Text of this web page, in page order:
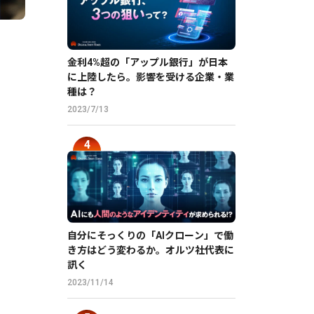
金利4%超の「アップル銀行」が日本
に上陸したら。影響を受ける企業・業
種は？
2023/7/13
自分にそっくりの「AIクローン」で働
き方はどう変わるか。オルツ社代表に
訊く
2023/11/14